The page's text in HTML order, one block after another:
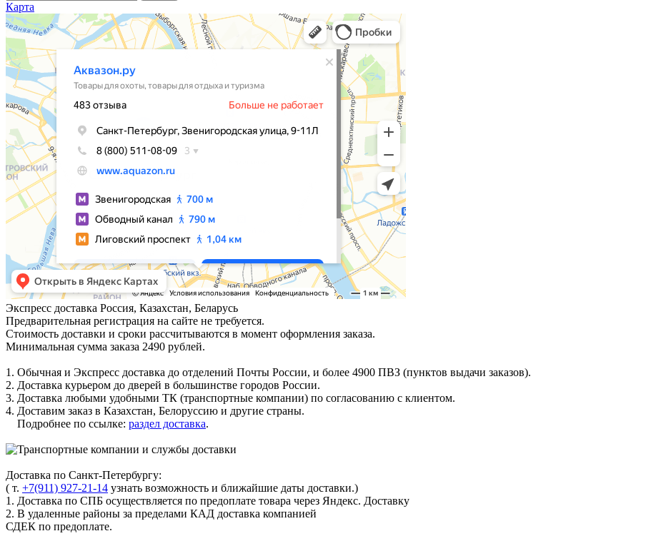
Карта
Экспресс доставка Россия, Казахстан, Беларусь
Предварительная регистрация на сайте не требуется.
Стоимость доставки и сроки рассчитываются в момент оформления заказа.
Минимальная сумма заказа 2490 рублей.
1. Обычная и Экспресс доставка до отделений Почты России, и более 4900 ПВЗ (пунктов выдачи заказов).
2. Доставка курьером до дверей в большинстве городов России.
3. Доставка любыми удобными ТК (транспортные компании) по согласованию с клиентом.
4. Доставим заказ в Казахстан, Белоруссию и другие страны.
Подробнее по ссылке: раздел доставка.
Доставка по Санкт-Петербургу:
( т. +7(911) 927-21-14 узнать возможность и ближайшие даты доставки.)
1. Доставка по СПБ осуществляется по предоплате товара через Яндекс. Доставку
2. В удаленные районы за пределами КАД доставка компанией
СДЕК по предоплате.